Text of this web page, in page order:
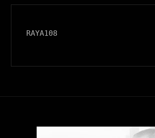
RAYA108